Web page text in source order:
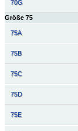
70G
Größe 75
75A
75B
75C
75D
75E